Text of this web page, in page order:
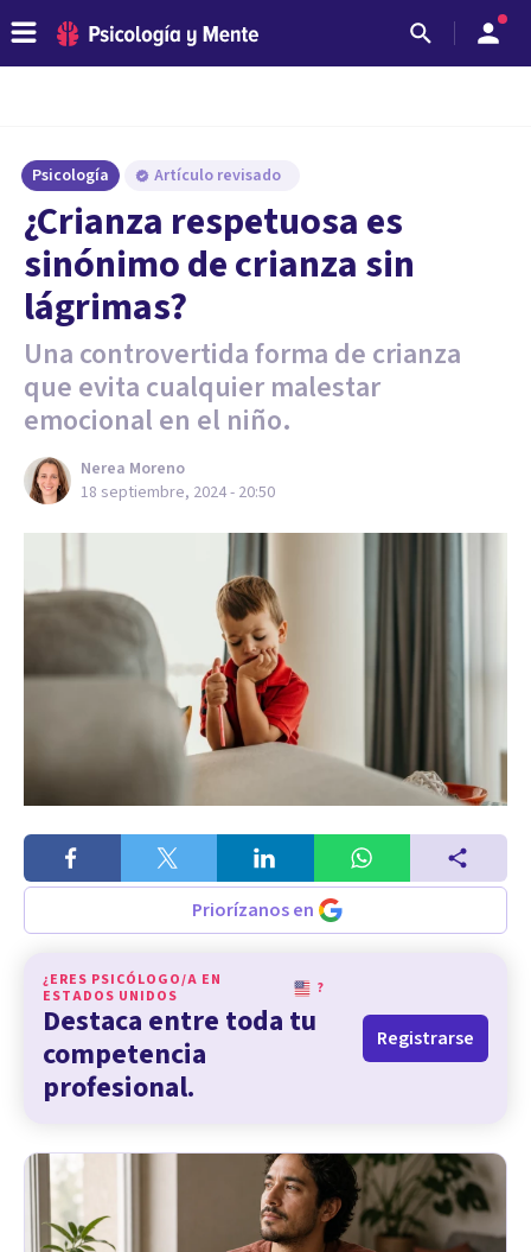
Psicología Artículo revisado
¿Crianza respetuosa es
sinónimo de crianza sin
lágrimas?
Una controvertida forma de crianza
que evita cualquier malestar
emocional en el niño.
Nerea Moreno
18 septiembre, 2024 - 20:50
Priorízanos en
¿ERES PSICÓLOGO/A EN
ESTADOS UNIDOS
?
Destaca entre toda tu
competencia
profesional.
Registrarse